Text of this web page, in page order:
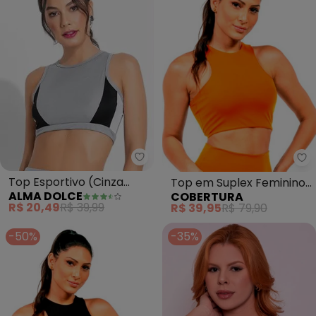
Alma Dolce - Top Esportivo
Top Esportivo (Cinza
Branco e Preto)
ALMA DOLCE
R$ 20,49R$ 39,99
Top em Suplex Feminino
(Laranja)
COBERTURA
R$ 39,95R$ 79,90
-50%
-35%